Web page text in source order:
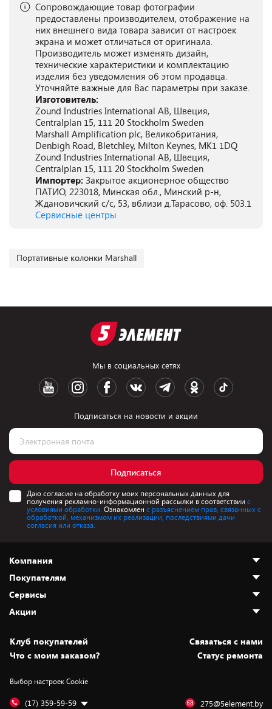
Сопровождающие товар фотографии
предоставлены производителем, отображение на
них внешнего вида товара зависит от настроек
экрана и может отличаться от оригинала.
Производитель может изменять дизайн,
технические характеристики и комплектацию
изделия без уведомления об этом продавца.
Уточняйте важные для Вас параметры при заказе.
Изготовитель:
Zound Industries International AB, Швеция,
Centralplan 15, 111 20 Stockholm Sweden
Marshall Amplification plc, Великобритания,
Denbigh Road, Bletchley, Milton Keynes, MK1 1DQ
Zound Industries International AB, Швеция,
Centralplan 15, 111 20 Stockholm Sweden
Импортер: Закрытое акционерное общество
ПАТИО, 223018, Минская обл., Минский р-н,
Ждановичский с/с, 53, вблизи д.Тарасово, оф. 503.1
Сервисные центры
Портативные колонки Marshall
Мы в социальных сетях
Подписаться на новости и акции
Подписаться
Даю согласие на обработку моих персональных данных для
получения рекламно-информационной рассылки в соответствии с
условиями обработки. Ознакомлен с разъяснением прав, связанных с
обработкой, механизмом их реализации, последствиями дачи
согласия или отказа.
Компания
О нас
Адреса магазинов
Новости
Статьи и обзоры
Вакансии
Дай пять добру!
Покупателям
Как сделать заказ
Оплата и доставка
Безналичный расчёт
Обмен и возврат товара
Обработка персональных данных
Подарочные карты
Сервисы
Установка техники
Для игровых консолей
Для мобильных устройств
Для компьютеров
Акции
Скидки и промокоды
Белорусские товары
Бонусы
Оплата частями
Клуб покупателей
Cвязаться с нами
Что с моим заказом?
Статус ремонта
Выбор настроек Cookie
(17) 359-59-59 275@5element.by